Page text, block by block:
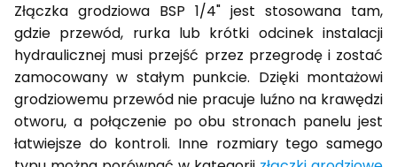
Złączka grodziowa BSP 1/4" jest stosowana tam,
gdzie przewód, rurka lub krótki odcinek instalacji
hydraulicznej musi przejść przez przegrodę i zostać
zamocowany w stałym punkcie. Dzięki montażowi
grodziowemu przewód nie pracuje luźno na krawędzi
otworu, a połączenie po obu stronach panelu jest
łatwiejsze do kontroli. Inne rozmiary tego samego